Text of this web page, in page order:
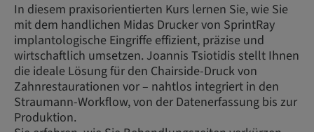
In diesem praxisorientierten Kurs lernen Sie, wie Sie
mit dem handlichen Midas Drucker von SprintRay
implantologische Eingriffe effizient, präzise und
wirtschaftlich umsetzen. Joannis Tsiotidis stellt Ihnen
die ideale Lösung für den Chairside-Druck von
Zahnrestaurationen vor – nahtlos integriert in den
Straumann-Workflow, von der Datenerfassung bis zur
Produktion.